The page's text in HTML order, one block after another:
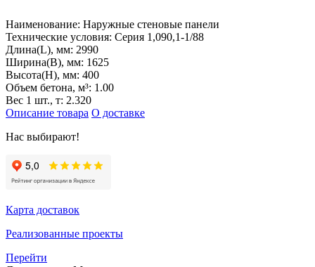
Наименование: Наружные стеновые панели
Технические условия: Серия 1,090,1-1/88
Длина(L), мм: 2990
Ширина(B), мм: 1625
Высота(H), мм: 400
Объем бетона, м³: 1.00
Вес 1 шт., т: 2.320
Описание товара О доставке
Нас выбирают!
Карта доставок
Реализованные проекты
Перейти